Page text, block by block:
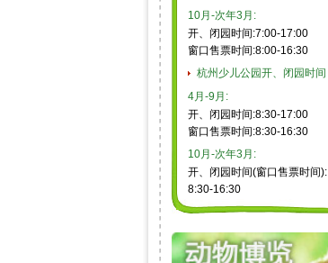
10月-次年3月:
开、闭园时间:7:00-17:00
窗口售票时间:8:00-16:30
杭州少儿公园开、闭园时间
4月-9月:
开、闭园时间:8:30-17:00
窗口售票时间:8:30-16:30
10月-次年3月:
开、闭园时间(窗口售票时间):
8:30-16:30